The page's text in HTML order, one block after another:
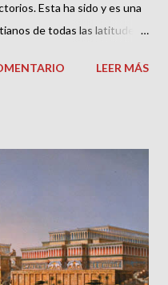
Esta ha sido y es una
de todas las latitudes y
Por Orígenes sabemos
que Justino solo podía
ni a decir que las
entre sí; y si alguna
confesaré que no entiendo
LEER MÁS